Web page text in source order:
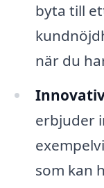
byta till
när du
erbjuder
som kan